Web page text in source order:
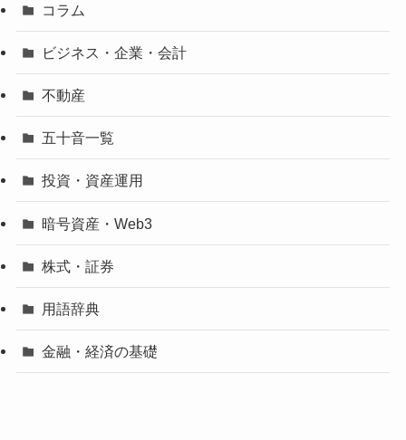
コラム
ビジネス・企業・会計
不動産
五十音一覧
投資・資産運用
暗号資産・Web3
株式・証券
用語辞典
金融・経済の基礎